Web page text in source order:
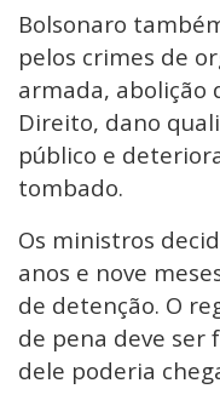
Bolsonaro
pelos crimes de
armada, abolição
Direito, dano
público e
tombado.
Os ministros
anos e nove
de detenção. O
de pena deve ser
dele poderia